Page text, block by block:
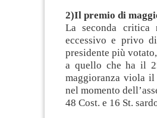
2)Il premio di
La seconda critica
eccessivo e privo
presidente più
a quello che ha il
maggioranza viola il
nel momento
48 Cost. e 16 St.